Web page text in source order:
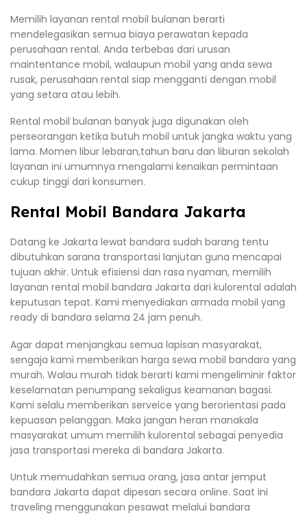
Memilih layanan rental mobil bulanan berarti
mendelegasikan semua biaya perawatan kepada
perusahaan rental. Anda terbebas dari urusan
maintentance mobil, walaupun mobil yang anda sewa
rusak, perusahaan rental siap mengganti dengan mobil
yang setara atau lebih.
Rental mobil bulanan banyak juga digunakan oleh
perseorangan ketika butuh mobil untuk jangka waktu yang
lama. Momen libur lebaran,tahun baru dan liburan sekolah
layanan ini umumnya mengalami kenaikan permintaan
cukup tinggi dari konsumen.
Rental Mobil Bandara Jakarta
Datang ke Jakarta lewat bandara sudah barang tentu
dibutuhkan sarana transportasi lanjutan guna mencapai
tujuan akhir. Untuk efisiensi dan rasa nyaman, memilih
layanan rental mobil bandara Jakarta dari kulorental adalah
keputusan tepat. Kami menyediakan armada mobil yang
ready di bandara selama 24 jam penuh.
Agar dapat menjangkau semua lapisan masyarakat,
sengaja kami memberikan harga sewa mobil bandara yang
murah. Walau murah tidak berarti kami mengeliminir faktor
keselamatan penumpang sekaligus keamanan bagasi.
Kami selalu memberikan serveice yang berorientasi pada
kepuasan pelanggan. Maka jangan heran manakala
masyarakat umum memilih kulorental sebagai penyedia
jasa transportasi mereka di bandara Jakarta.
Untuk memudahkan semua orang, jasa antar jemput
bandara Jakarta dapat dipesan secara online. Saat ini
traveling menggunakan pesawat melalui bandara